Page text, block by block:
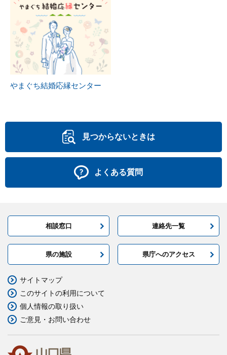
やまぐち結婚応縁センター
見つからないときは
よくある質問
相談窓口 連絡先一覧
県の施設 県庁へのアクセス
サイトマップ
このサイトの利用について
個人情報の取り扱い
ご意見・お問い合わせ